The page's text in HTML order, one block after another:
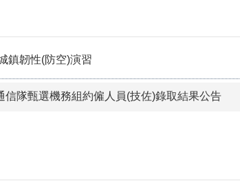
鎮韌性(防空)演習
信隊甄選機務組約僱人員(技佐)錄取結果公告